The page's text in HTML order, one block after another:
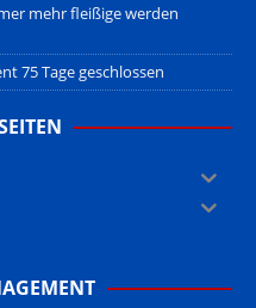
mehr fleißige werden
75 Tage geschlossen